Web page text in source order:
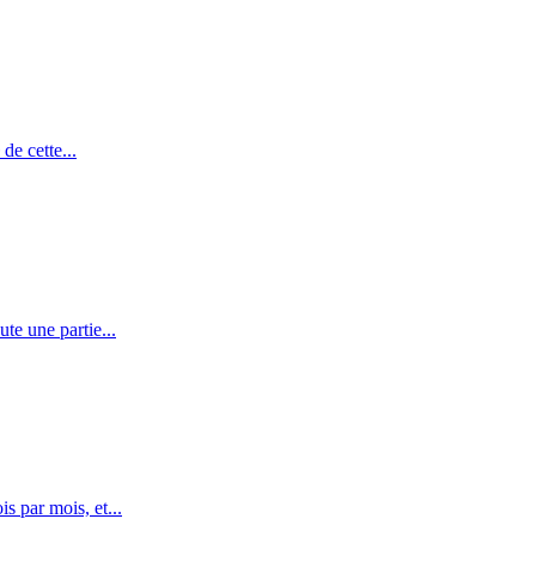
cette...
une partie...
par mois, et...